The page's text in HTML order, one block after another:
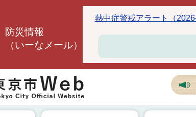
防災情報
（いーなメール）
熱中症警戒アラート（